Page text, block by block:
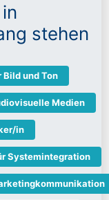
stehen
und Ton
Medien
in
Systemintegration